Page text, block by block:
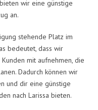
wir eine günstige
an.
stehende Platz im
bedeutet, dass wir
mit aufnehmen, die
Dadurch können wir
und dir eine günstige
nach Larissa bieten.